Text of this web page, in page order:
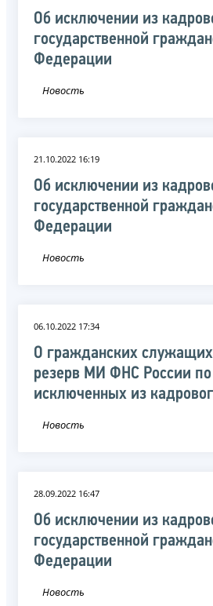
Об исключении из
государственной
Федерации
Новость
21.10.2022 16:19
Об исключении из
государственной
Федерации
Новость
06.10.2022 17:34
О гражданских
резерв МИ ФНС России
исключенных из
Новость
28.09.2022 16:47
Об исключении из
государственной
Федерации
Новость